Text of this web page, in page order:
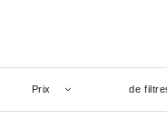
Prix de